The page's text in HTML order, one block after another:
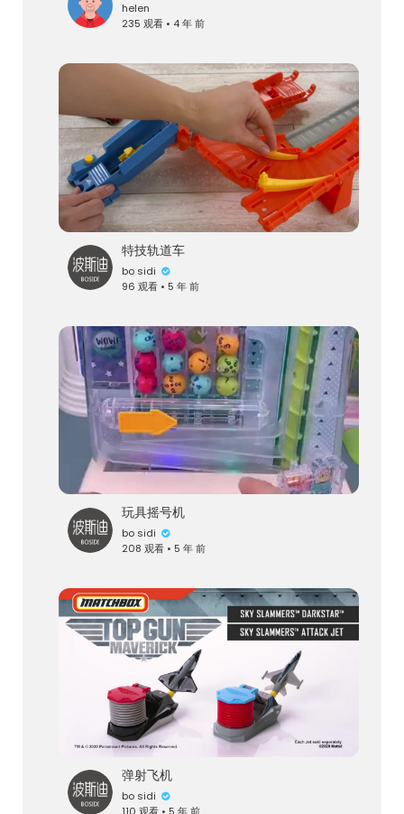
helen
235 观看 • 4 年 前
特技轨道车
bo sidi
96 观看 • 5 年 前
玩具摇号机
bo sidi
208 观看 • 5 年 前
弹射飞机
bo sidi
110 观看 • 5 年 前